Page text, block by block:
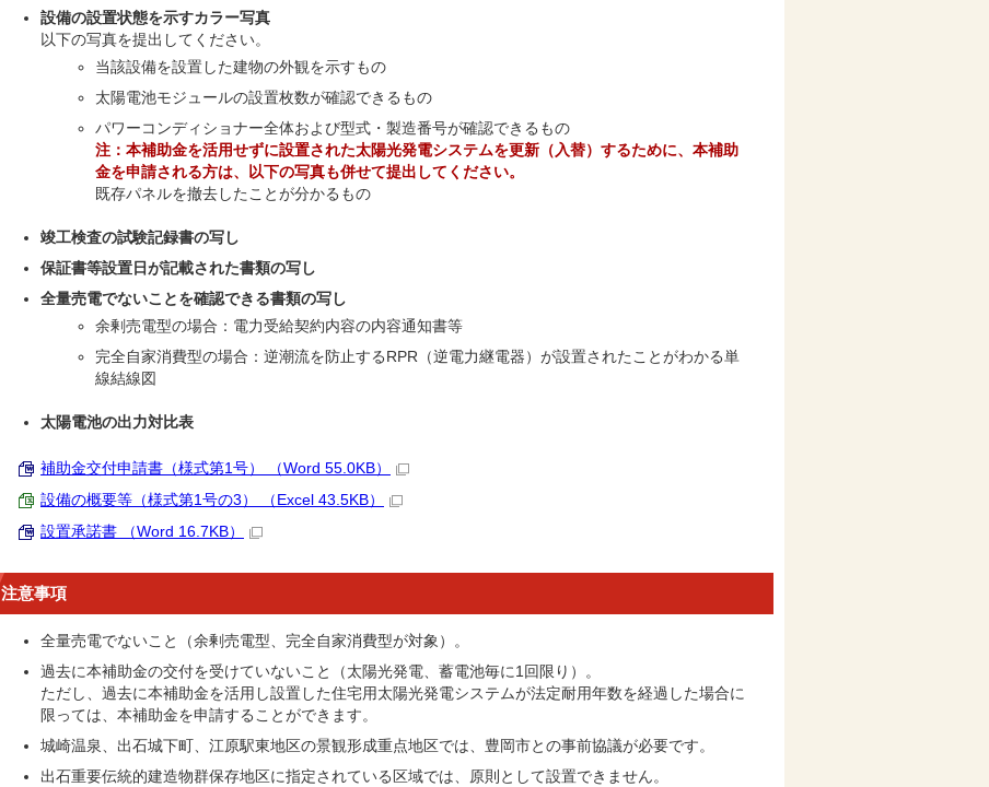
設備の設置状態を示すカラー写真
以下の写真を提出してください。
当該設備を設置した建物の外観を示すもの
太陽電池モジュールの設置枚数が確認できるもの
パワーコンディショナー全体および型式・製造番号が確認できるもの
注：本補助金を活用せずに設置された太陽光発電システムを更新（入替）するために、本補助
金を申請される方は、以下の写真も併せて提出してください。
既存パネルを撤去したことが分かるもの
竣工検査の試験記録書の写し
保証書等設置日が記載された書類の写し
全量売電でないことを確認できる書類の写し
余剰売電型の場合：電力受給契約内容の内容通知書等
完全自家消費型の場合：逆潮流を防止するRPR（逆電力継電器）が設置されたことがわかる単
線結線図
太陽電池の出力対比表
補助金交付申請書（様式第1号） （Word 55.0KB）
設備の概要等（様式第1号の3） （Excel 43.5KB）
設置承諾書 （Word 16.7KB）
注意事項
全量売電でないこと（余剰売電型、完全自家消費型が対象）。
過去に本補助金の交付を受けていないこと（太陽光発電、蓄電池毎に1回限り）。
ただし、過去に本補助金を活用し設置した住宅用太陽光発電システムが法定耐用年数を経過した場合に
限っては、本補助金を申請することができます。
城崎温泉、出石城下町、江原駅東地区の景観形成重点地区では、豊岡市との事前協議が必要です。
出石重要伝統的建造物群保存地区に指定されている区域では、原則として設置できません。